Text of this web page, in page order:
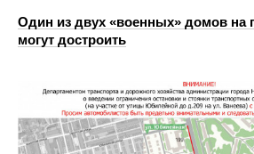
Один из двух «военных» домов на
могут достроить